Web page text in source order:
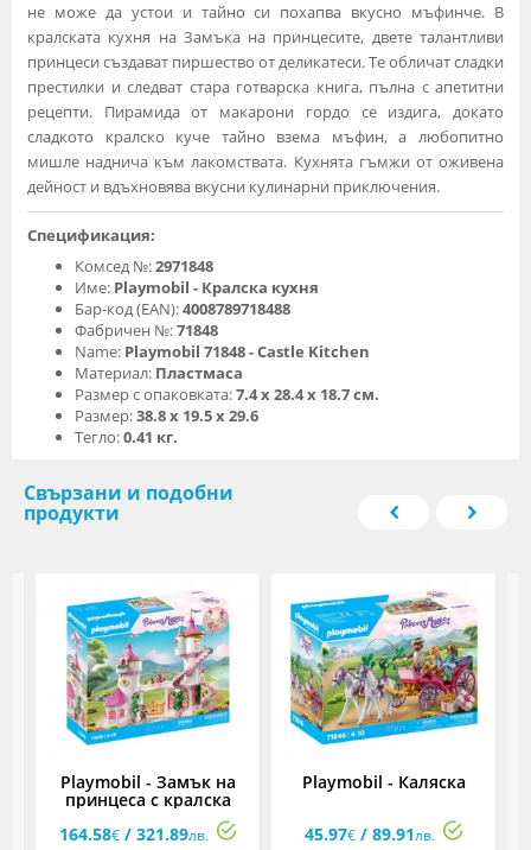
не може да устои и тайно си похапва вкусно мъфинче. В
кралската кухня на Замъка на принцесите, двете талантливи
принцеси създават пиршество от деликатеси. Те обличат сладки
престилки и следват стара готварска книга, пълна с апетитни
рецепти. Пирамида от макарони гордо се издига, докато
сладкото кралско куче тайно взема мъфин, а любопитно
мишле наднича към лакомствата. Кухнята гъмжи от оживена
дейност и вдъхновява вкусни кулинарни приключения.
Спецификация:
Комсед №:2971848
Име: Playmobil - Кралска кухня
Бар-код (EAN):4008789718488
Фабричен №:71848
Name: Playmobil 71848 - Castle Kitchen
Материал: Пластмаса
Размер с опаковката:7.4 х 28.4 х 18.7 см.
Размер:38.8 x 19.5 x 29.6
Тегло:0.41 кг.
Свързани и подобни
продукти
Playmobil - Замък на
принцеса с кралска
164.58€/ 321.89лв.
Playmobil - Каляска
45.97€/ 89.91лв.